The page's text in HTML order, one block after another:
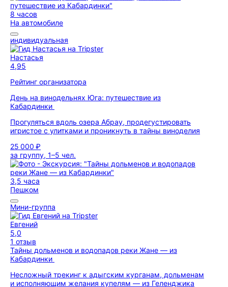
8 часов
На автомобиле
индивидуальная
Настасья
4,95
Рейтинг организатора
День на винодельнях Юга: путешествие из
Кабардинки
Прогуляться вдоль озера Абрау, продегустировать
игристое с улитками и проникнуть в тайны виноделия
25 000 ₽
за группу, 1–5 чел.
3,5 часа
Пешком
Мини-группа
Евгений
5,0
1 отзыв
Тайны дольменов и водопадов реки Жане — из
Кабардинки
Несложный трекинг к адыгским курганам, дольменам
и исполняющим желания купелям — из Геленджика